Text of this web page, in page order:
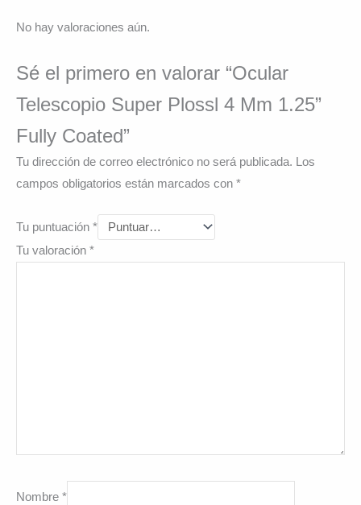
No hay valoraciones aún.
Sé el primero en valorar “Ocular
Telescopio Super Plossl 4 Mm 1.25”
Fully Coated”
Tu dirección de correo electrónico no será publicada. Los
campos obligatorios están marcados con *
Tu puntuación *
Tu valoración *
Nombre *